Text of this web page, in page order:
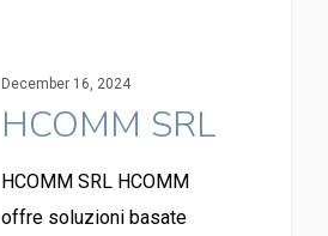
December 16, 2024
HCOMM SRL
HCOMM SRL HCOMM
offre soluzioni basate